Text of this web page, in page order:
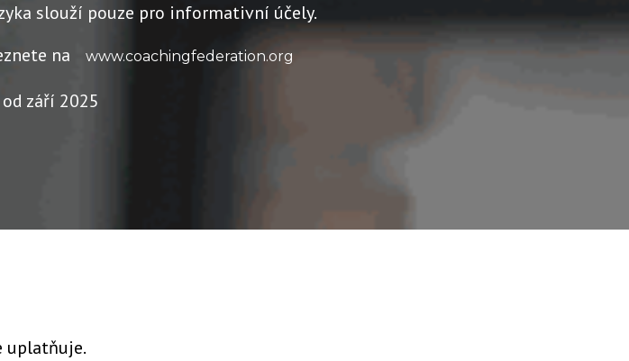
slouží pouze pro informativní účely.
na
www.coachingfederation.org
září 2025
uplatňuje.